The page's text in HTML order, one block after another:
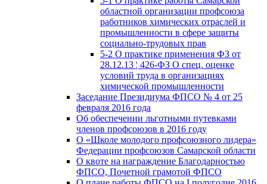
областной организации профсоюза
работников химических отраслей и
промышленности в сфере защиты
социально-трудовых прав
5-2 О практике применения ФЗ от
28.12.13 ¦ 426-ФЗ О спец. оценке
условий труда в организациях
химической промышленности
Заседание Президиума ФПСО № 4 от 25
февраля 2016 года
Об обеспечении льготными путевками
членов профсоюзов в 2016 году
О «Школе молодого профсоюзного лидера»
Федерации профсоюзов Самарской области
О квоте на награждение Благодарностью
ФПСО, Почетной грамотой ФПСО